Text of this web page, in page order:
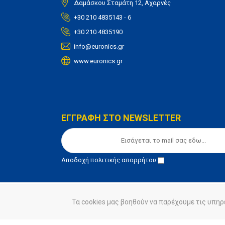
Δαμάσκου Σταμάτη 12, Αχαρνές
+30 210 4835143 - 6
+30 210 4835190
info@euronics.gr
www.euronics.gr
ΕΓΓΡΑΦΗ ΣΤΟ NEWSLETTER
Αποδοχήπολιτικής απορρήτου
© euronics 2020 Όροι Χρήσης Πολιτική
Τα cookies μας βοηθούν να παρέχουμε τις